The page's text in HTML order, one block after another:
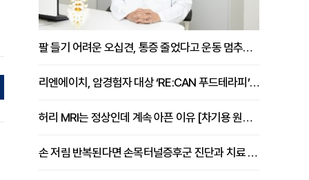
팔 들기 어려운 오십견, 통증 줄었다고 운동 멈추면 안 되는 이유 [이병욱 원장 칼럼]
리엔에이치, 암경험자 대상 ‘RE:CAN 푸드테라피’ 운영
허리 MRI는 정상인데 계속 아픈 이유 [차기용 원장 칼럼]
손 저림 반복된다면 손목터널증후군 진단과 치료 시기 살펴야 [김동현 원장 칼럼]